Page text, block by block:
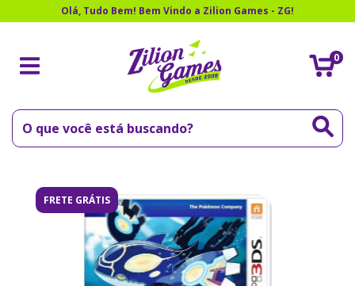
Olá, Tudo Bem! Bem Vindo a Zilion Games - ZG!
0
FRETE GRÁTIS